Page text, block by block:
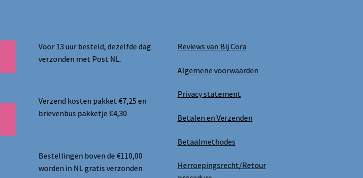
Voor 13 uur besteld, dezelfde dag
verzonden met Post NL.
Verzend kosten pakket €7,25 en
brievenbus pakketje €4,30
Bestellingen boven de €110,00
worden in NL gratis verzonden
Reviews van Bij Cora
Algemene voorwaarden
Privacy statement
Betalen en Verzenden
Betaalmethodes
Herroepingsrecht/Retour